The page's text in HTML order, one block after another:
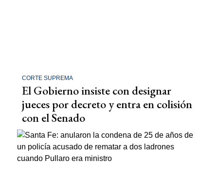
CORTE SUPREMA
El Gobierno insiste con designar
jueces por decreto y entra en colisión
con el Senado